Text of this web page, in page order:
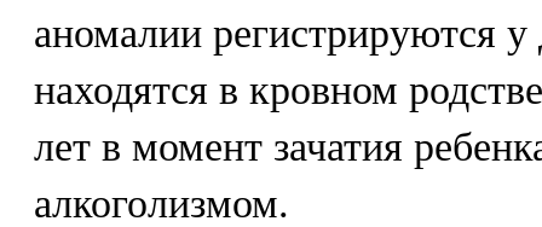
аномалии регистрируются у
находятся в кровном
лет в момент зачатия
алкоголизмом.